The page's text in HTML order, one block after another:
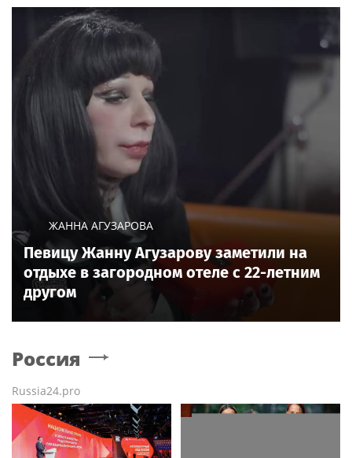
ЖАННА АГУЗАРОВА
Певицу Жанну Агузарову заметили на
отдыхе в загородном отеле с 22-летним
другом
Россия
Russia24.pro